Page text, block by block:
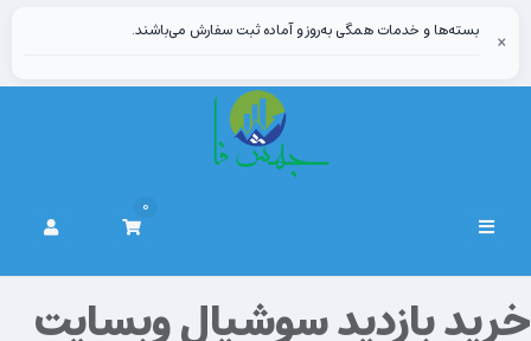
بسته‌ها و خدمات همگی به‌روز و آماده ثبت سفارش می‌باشند. ×
Navigare
0
خرید بازدید سوشیال وبسایت